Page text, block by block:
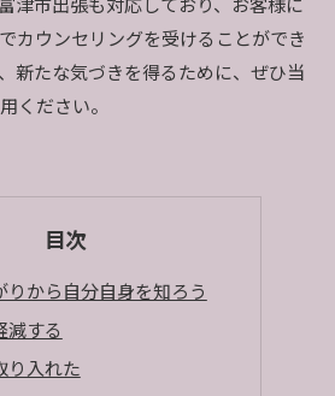
津市出張も対応しており、お客様に
カウンセリングを受けることができ
新たな気づきを得るために、ぜひ当
ください。
目次
りから自分自身を知ろう
減する
り入れた